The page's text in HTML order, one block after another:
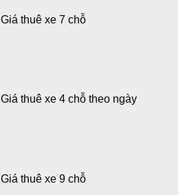
Giá thuê xe 7 chỗ
Giá thuê xe 4 chỗ theo ngày
Giá thuê xe 9 chỗ